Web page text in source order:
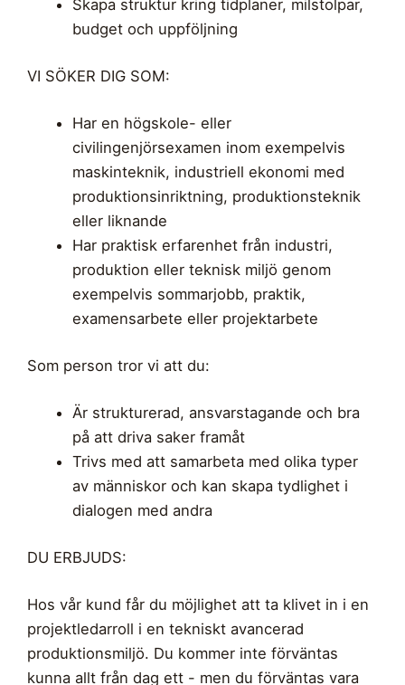
Skapa struktur kring tidplaner, milstolpar,
budget och uppföljning
VI SÖKER DIG SOM:
Har en högskole- eller
civilingenjörsexamen inom exempelvis
maskinteknik, industriell ekonomi med
produktionsinriktning, produktionsteknik
eller liknande
Har praktisk erfarenhet från industri,
produktion eller teknisk miljö genom
exempelvis sommarjobb, praktik,
examensarbete eller projektarbete
Som person tror vi att du:
Är strukturerad, ansvarstagande och bra
på att driva saker framåt
Trivs med att samarbeta med olika typer
av människor och kan skapa tydlighet i
dialogen med andra
DU ERBJUDS:
Hos vår kund får du möjlighet att ta klivet in i en
projektledarroll i en tekniskt avancerad
produktionsmiljö. Du kommer inte förväntas
kunna allt från dag ett - men du förväntas vara